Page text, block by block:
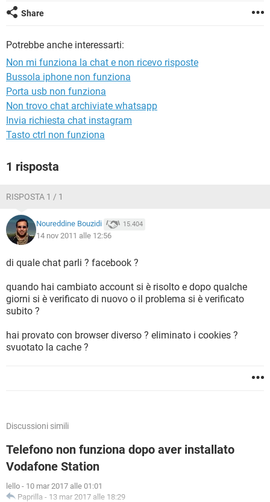
Share
Potrebbe anche interessarti:
Non mi funziona la chat e non ricevo risposte
Bussola iphone non funziona
Porta usb non funziona
Non trovo chat archiviate whatsapp
Invia richiesta chat instagram
Tasto ctrl non funziona
1 risposta
RISPOSTA 1 / 1
Noureddine Bouzidi 15.404
14 nov 2011 alle 12:56
di quale chat parli ? facebook ?
quando hai cambiato account si è risolto e dopo qualche
giorni si è verificato di nuovo o il problema si è verificato
subito ?
hai provato con browser diverso ? eliminato i cookies ?
svuotato la cache ?
Discussioni simili
Telefono non funziona dopo aver installato
Vodafone Station
lello - 10 mar 2017 alle 01:01
Paprilla - 13 mar 2017 alle 18:29